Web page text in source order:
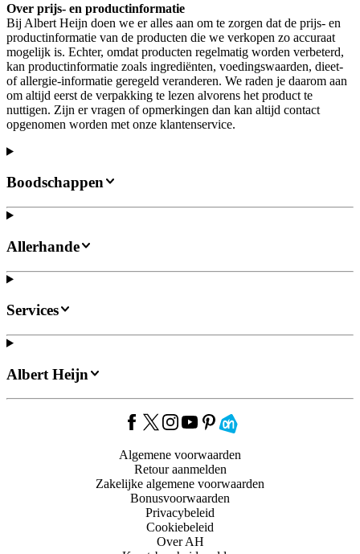
Over prijs- en productinformatie
Bij Albert Heijn doen we er alles aan om te zorgen dat de prijs- en
productinformatie van de producten die we verkopen zo accuraat
mogelijk is. Echter, omdat producten regelmatig worden verbeterd,
kan productinformatie zoals ingrediënten, voedingswaarden, dieet-
of allergie-informatie geregeld veranderen. We raden je daarom aan
om altijd eerst de verpakking te lezen alvorens het product te
nuttigen. Zijn er vragen of opmerkingen dan kan altijd contact
opgenomen worden met onze klantenservice.
Boodschappen
Allerhande
Services
Albert Heijn
Algemene voorwaarden
Retour aanmelden
Zakelijke algemene voorwaarden
Bonusvoorwaarden
Privacybeleid
Cookiebeleid
Over AH